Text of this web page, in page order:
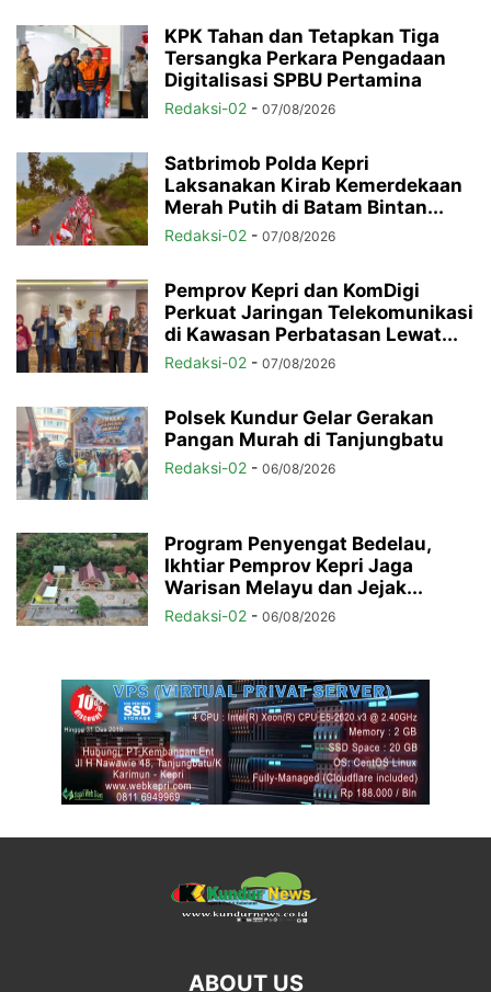
KPK Tahan dan Tetapkan Tiga
Tersangka Perkara Pengadaan
Digitalisasi SPBU Pertamina
Redaksi-02 - 07/08/2026
Satbrimob Polda Kepri
Laksanakan Kirab Kemerdekaan
Merah Putih di Batam Bintan...
Redaksi-02 - 07/08/2026
Pemprov Kepri dan KomDigi
Perkuat Jaringan Telekomunikasi
di Kawasan Perbatasan Lewat...
Redaksi-02 - 07/08/2026
Polsek Kundur Gelar Gerakan
Pangan Murah di Tanjungbatu
Redaksi-02 - 06/08/2026
Program Penyengat Bedelau,
Ikhtiar Pemprov Kepri Jaga
Warisan Melayu dan Jejak...
Redaksi-02 - 06/08/2026
ABOUT US